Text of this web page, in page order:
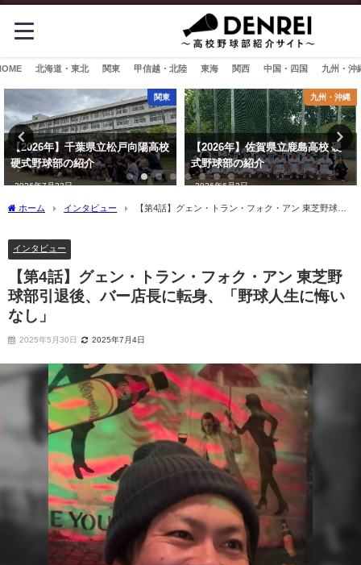
北海道・東北 関東 甲信越・北陸 東海 関西 中国・四国 九州・沖
関東
【2026年】千葉県立松戸向陽高校
硬式野球部の紹介
2026年7月22日
九州・沖縄
【2026年】佐賀県立鹿島高校 硬
式野球部の紹介
2026年6月3日
ホーム インタビュー
【第4話】グェン・トラン・フォク・アン 東芝野球部
インタビュー
【第4話】グェン・トラン・フォク・アン 東芝野
球部引退後、バー店長に転身、「野球人生に悔い
なし」
2025年5月30日 2025年7月4日